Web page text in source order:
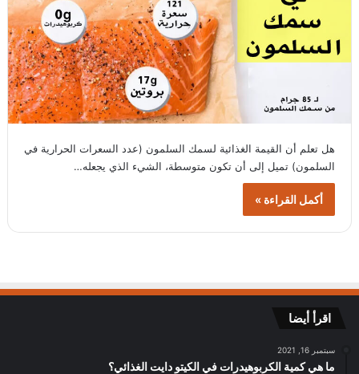
هل تعلم أن القيمة الغذائية لسمك السلمون (عدد السعرات الحرارية في
السلمون) تميل إلى أن تكون متوسطة، الشيء الذي يجعله…
أكمل القراءة »
اقرأ أيضا
سبتمبر 16, 2021
ما هي كمية الكربوهيدرات في الكيتو دايت الغذائي؟